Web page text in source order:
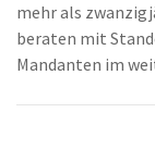
mehr als
beraten mit
Mandanten im